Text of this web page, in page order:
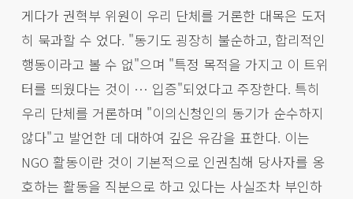
게다가 권혁부 위원이 우리 단체를 거론한 대목은 도저
히 묵과할 수 었다. "동기도 굉장히 불순하고, 합리적인
행동이라고 볼 수 없"으며 "특정 목적을 가지고 이 트위
터를 띄웠다는 것이 … 입증"되었다고 주장한다. 특히
우리 단체를 거론하며 "이의신청인의 동기가 순수하지
않다"고 발언한 데 대하여 깊은 유감을 표한다. 이는
NGO 활동이란 것이 기본적으로 인권침해 당사자를 옹
호하는 활동을 직분으로 하고 있다는 사실조차 부인하